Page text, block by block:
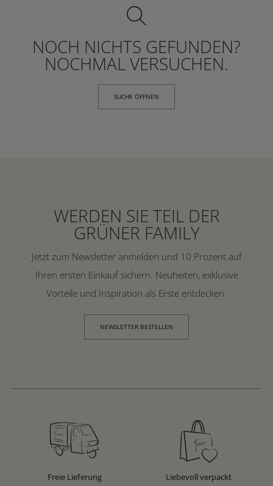
NOCH NICHTS GEFUNDEN?
NOCHMAL VERSUCHEN.
SUCHE ÖFFNEN
WERDEN SIE TEIL DER
GRÜNER FAMILY
Jetzt zum Newsletter anmelden und 10 Prozent auf
Ihren ersten Einkauf sichern. Neuheiten, exklusive
Vorteile und Inspiration als Erste entdecken.
NEWSLETTER BESTELLEN
Freie Lieferung
Liebevoll verpackt